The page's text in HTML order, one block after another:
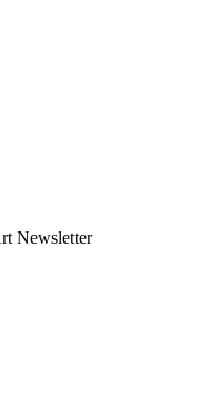
Newsletter